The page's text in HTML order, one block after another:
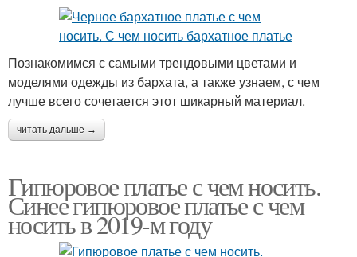
Познакомимся с самыми трендовыми цветами и
моделями одежды из бархата, а также узнаем, с чем
лучше всего сочетается этот шикарный материал.
читать дальше →
Гипюровое платье с чем носить.
Синее гипюровое платье с чем
носить в 2019-м году